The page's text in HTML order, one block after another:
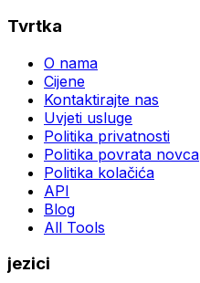
Tvrtka
O nama
Cijene
Kontaktirajte nas
Uvjeti usluge
Politika privatnosti
Politika povrata novca
Politika kolačića
API
Blog
All Tools
jezici